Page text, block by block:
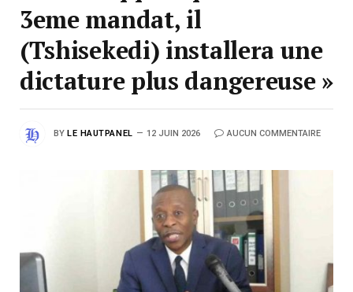
3eme mandat, il
(Tshisekedi) installera une
dictature plus dangereuse »
BY LE HAUTPANEL 12 JUIN 2026 AUCUN COMMENTAIRE